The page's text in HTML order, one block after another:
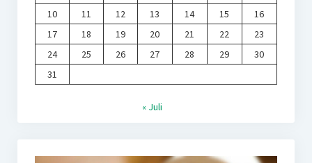
10
11 12 13 14 15
16
17
18 19 20 21 22
23
24
25 26 27 28 29
30
31
« Juli